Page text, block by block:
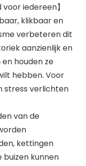
iedereen】
klikbaar en
verbeteren dit
aanzienlijk en
houden ze
hebben. Voor
stress verlichten
van de
kettingen
kunnen